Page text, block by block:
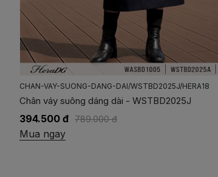
CHAN-VAY-SUONG-DANG-DAI/WSTBD2025J/HERA18
Chân váy suông dáng dài - WSTBD2025J
394.500 đ 789.000 đ
Mua ngay